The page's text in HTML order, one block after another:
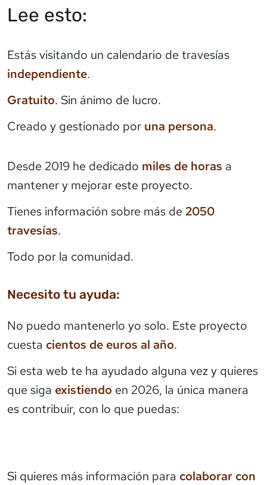
Lee esto:
Estás visitando un calendario de travesías
independiente.
Gratuito. Sin ánimo de lucro.
Creado y gestionado por una persona.
Desde 2019 he dedicado miles de horas a
mantener y mejorar este proyecto.
Tienes información sobre más de 2050
travesías.
Todo por la comunidad.
Necesito tu ayuda:
No puedo mantenerlo yo solo. Este proyecto
cuesta cientos de euros al año.
Si esta web te ha ayudado alguna vez y quieres
que siga existiendo en 2026, la única manera
es contribuir, con lo que puedas:
Si quieres más información para colaborar con